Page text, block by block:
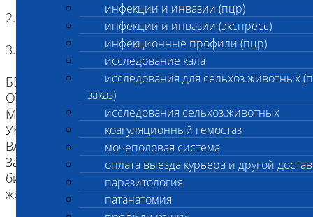
инфекции и инвазии (пцр)
инфекции и инвазии (экспресс)
инфекционные профили (пцр)
исследование кала
исследования для сельхоз.животных
заказ)
исследования сельхоз.животных
коагуляционный гемостаз
мочеполовая система
оплата выезда курьера и другой
паразитология
патанатомия
2. Копия родословной
3. Наличие клейма или чипа
БЕЗ ИДЕНТИФИКАЦИИ, МЫ НЕ НЕСЕМ
ОТВЕТСТВЕННОСТИ, ЧТО ПРИСЛАННЫЙ
МАТЕРИАЛ ПРИНАДЛЕЖИТ ЖИВОТНОМУ
УКАЗАННОМУ В НАПРАВЛЕНИИ.
ВАЖНО для взятия буккального эпителия:
За два часа до проведения процедуры взятия
биоматериала животное следует не кормить,
желательна изоляция от других животных.